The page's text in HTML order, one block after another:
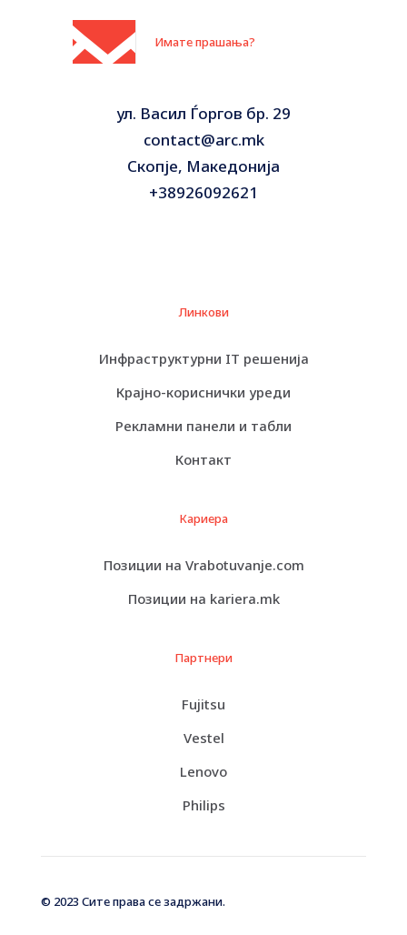
Имате прашања?
ул. Васил Ѓоргов бр. 29
contact@arc.mk
Скопје, Македонија
+38926092621
Линкови
Инфраструктурни IT решенија
Крајно-кориснички уреди
Рекламни панели и табли
Контакт
Кариера
Позиции на Vrabotuvanje.com
Позиции на kariera.mk
Партнери
Fujitsu
Vestel
Lenovo
Philips
© 2023 Сите права се задржани.